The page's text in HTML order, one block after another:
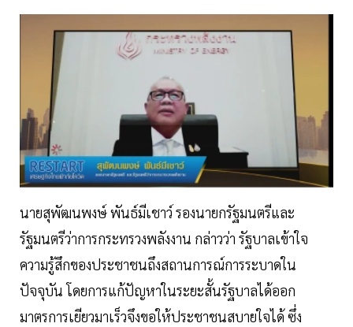
นายสุพัฒนพงษ์ พันธ์มีเชาว์ รองนายกรัฐมนตรีและ
รัฐมนตรีว่าการกระทรวงพลังงาน กล่าวว่า รัฐบาลเข้าใจ
ความรู้สึกของประชาชนถึงสถานการณ์การระบาดใน
ปัจจุบัน โดยการแก้ปัญหาในระยะสั้นรัฐบาลได้ออก
มาตรการเยียวมาเร็วจึงขอให้ประชาชนสบายใจได้ ซึ่ง